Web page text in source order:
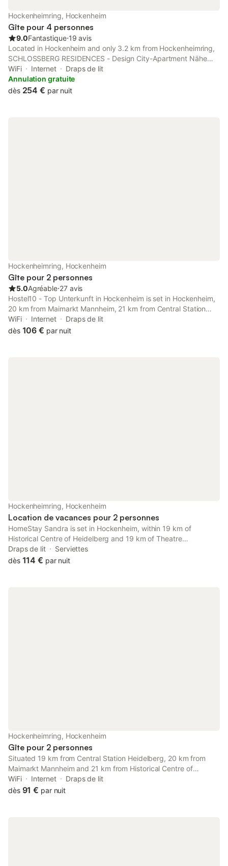
Hockenheimring, Hockenheim
Gîte pour 4 personnes
9.0Fantastique⋅19 avis
Located in Hockenheim and only 3.2 km from Hockenheimring,
SCHLOSSBERG RESIDENCES - Design City-Apartment Nähe
SAP und Hockenheimring provides accommodation with
mountain views, free WiFi and free private parking.
WiFi Internet
Draps de lit
Annulation gratuite
dès 254 € par nuit
Hockenheimring, Hockenheim
Gîte pour 2 personnes
5.0Agréable⋅27 avis
Hostel10 - Top Unterkunft in Hockenheim is set in Hockenheim,
20 km from Maimarkt Mannheim, 21 km from Central Station
Heidelberg, as well as 22 km from Luisenpark. It is located 2.1
km from Hockenheimring and provides a shared kitchen.
WiFi Internet
Draps de lit
dès 106 € par nuit
Hockenheimring, Hockenheim
Location de vacances pour 2 personnes
HomeStay Sandra is set in Hockenheim, within 19 km of
Historical Centre of Heidelberg and 19 km of Theatre
Heidelberg. The property is situated 3.2 km from
Hockenheimring, 17 km from Central Station Heidelberg and 19
Draps de lit
Serviettes
dès 114 € par nuit
Hockenheimring, Hockenheim
Gîte pour 2 personnes
Situated 19 km from Central Station Heidelberg, 20 km from
Maimarkt Mannheim and 21 km from Historical Centre of
Heidelberg, Zentrales modernes 1-Zimmer-Apartment in
Hockenheim nahe Hockenheimring mit WLAN, Arbeitsplatz &
WiFi Internet
Draps de lit
dès 91 € par nuit